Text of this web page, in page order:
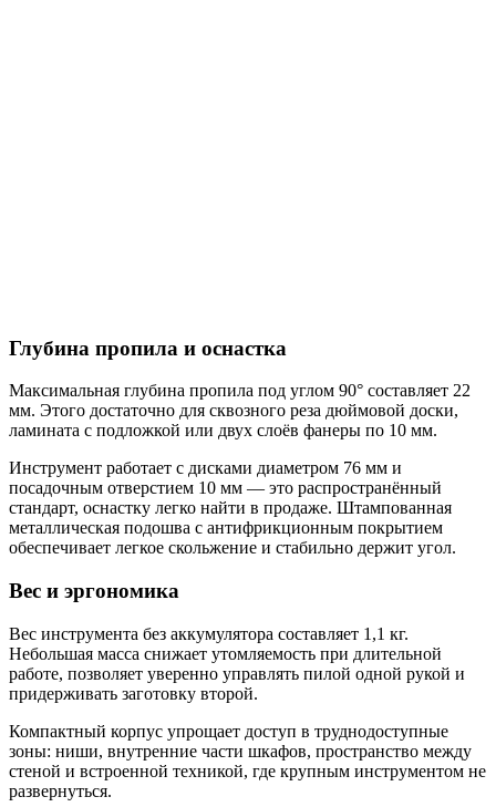
Глубина пропила и оснастка
Максимальная глубина пропила под углом 90° составляет 22
мм. Этого достаточно для сквозного реза дюймовой доски,
ламината с подложкой или двух слоёв фанеры по 10 мм.
Инструмент работает с дисками диаметром 76 мм и
посадочным отверстием 10 мм — это распространённый
стандарт, оснастку легко найти в продаже. Штампованная
металлическая подошва с антифрикционным покрытием
обеспечивает легкое скольжение и стабильно держит угол.
Вес и эргономика
Вес инструмента без аккумулятора составляет 1,1 кг.
Небольшая масса снижает утомляемость при длительной
работе, позволяет уверенно управлять пилой одной рукой и
придерживать заготовку второй.
Компактный корпус упрощает доступ в труднодоступные
зоны: ниши, внутренние части шкафов, пространство между
стеной и встроенной техникой, где крупным инструментом не
развернуться.